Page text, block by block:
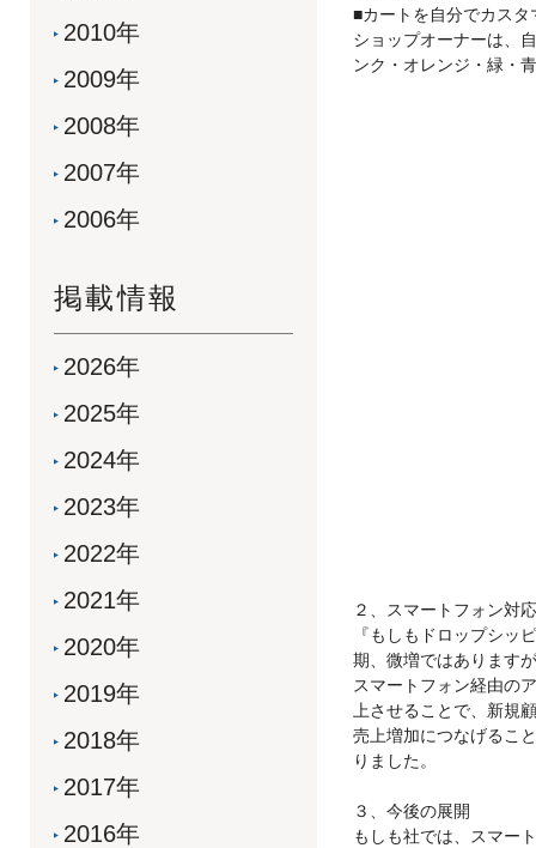
■カートを自分でカスタ
ショップオーナーは、
ンク・オレンジ・緑・
２、スマートフォン対
『もしもドロップシッ
期、微増ではあります
スマートフォン経由の
上させることで、新規
売上増加につなげるこ
りました。
３、今後の展開
もしも社では、スマー
2010年
2009年
2008年
2007年
2006年
掲載情報
2026年
2025年
2024年
2023年
2022年
2021年
2020年
2019年
2018年
2017年
2016年